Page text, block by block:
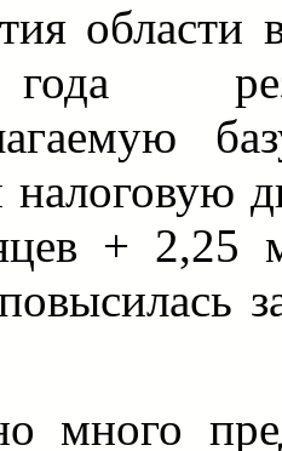
области
+ 2,25
много